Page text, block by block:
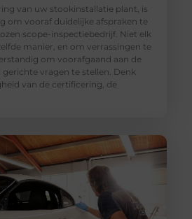
van uw stookinstallatie plant, is
om vooraf duidelijke afspraken te
scope-inspectiebedrijf. Niet elk
manier, en om verrassingen te
om voorafgaand aan de
gerichte vragen te stellen. Denk
van de certificering, de